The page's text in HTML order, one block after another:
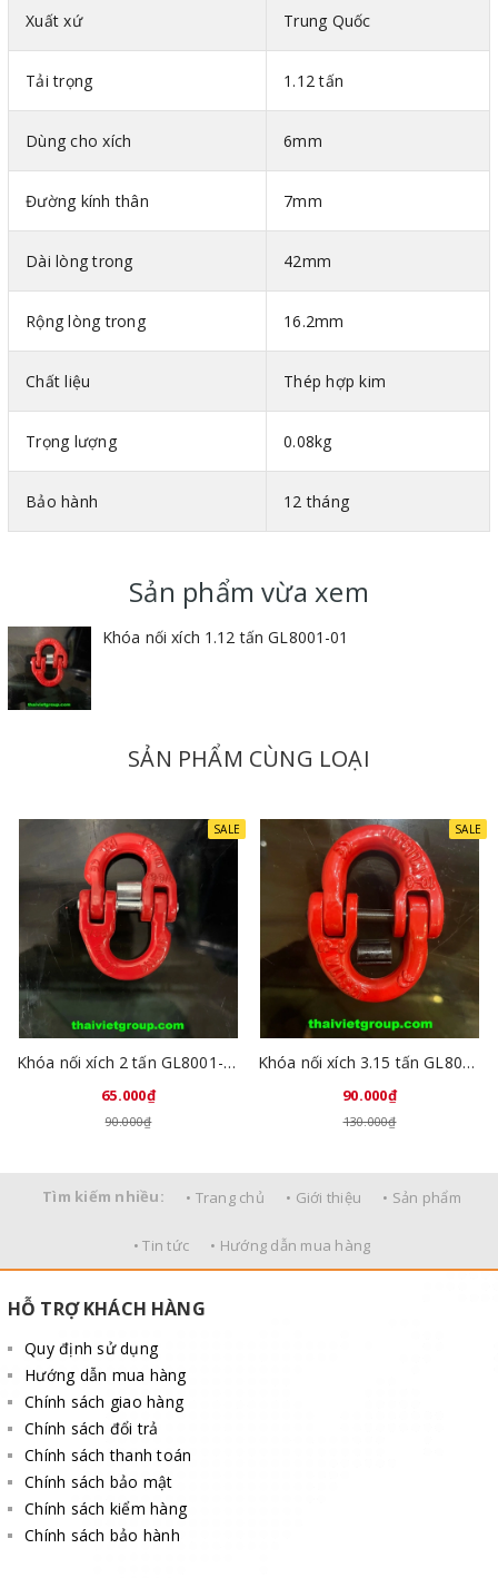
Xuất xứ Trung Quốc
Tải trọng 1.12 tấn
Dùng cho xích 6mm
Đường kính thân 7mm
Dài lòng trong 42mm
Rộng lòng trong 16.2mm
Chất liệu Thép hợp kim
Trọng lượng 0.08kg
Bảo hành 12 tháng
Sản phẩm vừa xem
Khóa nối xích 1.12 tấn GL8001-01
SẢN PHẨM CÙNG LOẠI
SALE
Khóa nối xích 2 tấn GL8001-02
65.000₫
90.000₫
SALE
Khóa nối xích 3.15 tấn GL8001-03
90.000₫
130.000₫
Tìm kiếm nhiều: • Trang chủ • Giới thiệu • Sản phẩm
• Tin tức • Hướng dẫn mua hàng
HỖ TRỢ KHÁCH HÀNG
Quy định sử dụng
Hướng dẫn mua hàng
Chính sách giao hàng
Chính sách đổi trả
Chính sách thanh toán
Chính sách bảo mật
Chính sách kiểm hàng
Chính sách bảo hành